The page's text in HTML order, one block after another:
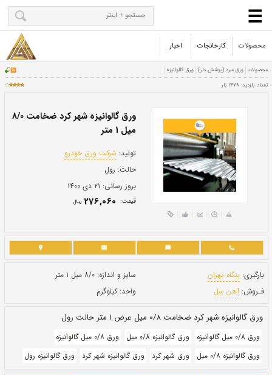
محصولات کارخانجات اخبار
میل 1 متر
تولید:شرکت ورق خودرو
حالت:
بروز رسانی: ۲۱ دی ۱۴۰۰
قيمت: 276,060 ريال